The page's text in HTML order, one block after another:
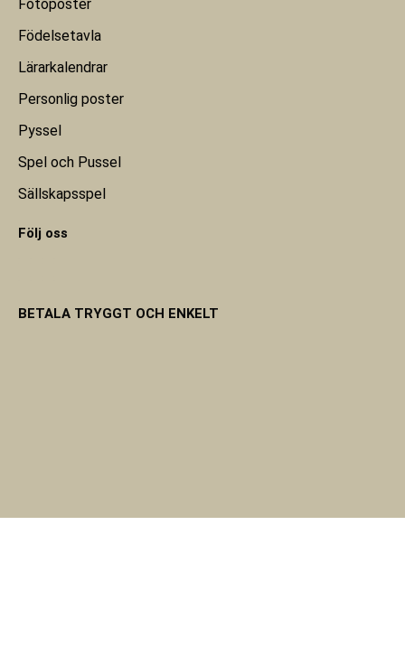
Fotoposter
Födelsetavla
Lärarkalendrar
Personlig poster
Pyssel
Spel och Pussel
Sällskapsspel
Följ oss
BETALA TRYGGT OCH ENKELT